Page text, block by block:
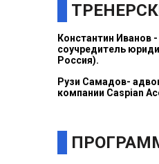
Константин Иванов
соучредитель
Россия).
Рузи Самадов-
компании Caspian